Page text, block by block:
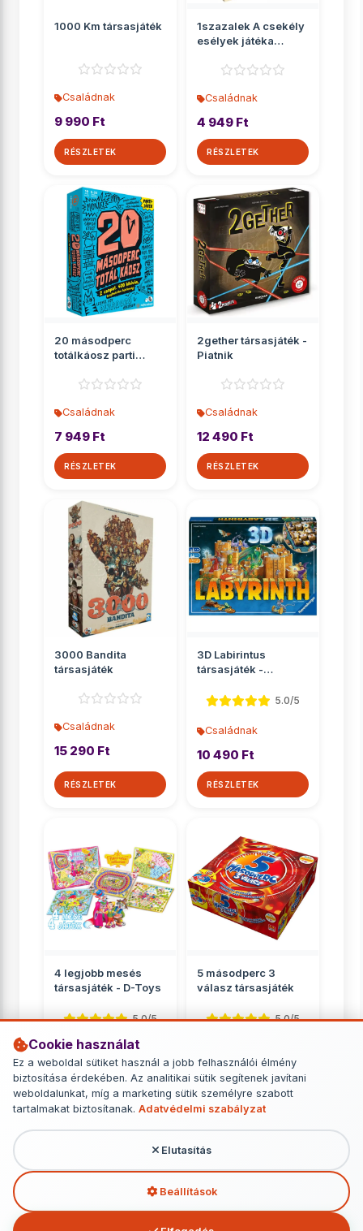
Cookie használat
Ez a weboldal sütiket használ a jobb felhasználói élmény
biztosítása érdekében. Az analitikai sütik segítenek javítani
weboldalunkat, míg a marketing sütik személyre szabott
tartalmakat biztosítanak. Adatvédelmi szabályzat
Elutasítás
Beállítások
1000 Km társasjáték
Családnak
9 990 Ft
RÉSZLETEK
1szazalek A csekély
esélyek játéka
Családnak
4 949 Ft
RÉSZLETEK
20 másodperc
totálkáosz parti
Családnak
7 949 Ft
RÉSZLETEK
2gether társasjáték -
Piatnik
Családnak
12 490 Ft
RÉSZLETEK
3000 Bandita
társasjáték
Családnak
15 290 Ft
RÉSZLETEK
3D Labirintus
társasjáték -
5.0/5
Családnak
10 490 Ft
RÉSZLETEK
4 legjobb mesés
társasjáték - D-Toys
5.0/5
Családnak
2 799 Ft
RÉSZLETEK
5 másodperc 3
válasz társasjáték
5.0/5
6 749 Ft
RÉSZLETEK
További termékek - Családnak